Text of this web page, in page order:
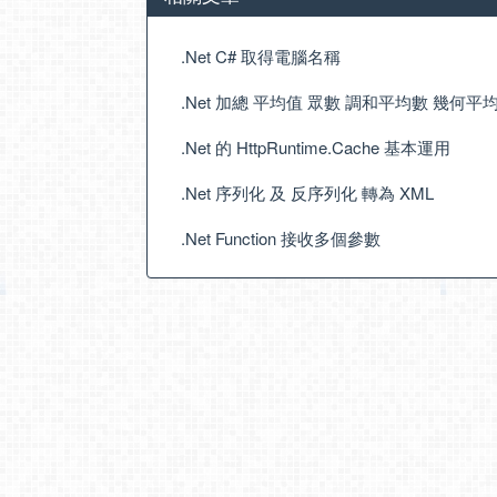
.Net C# 取得電腦名稱
.Net 加總 平均值 眾數 調和平均數 幾何平
.Net 的 HttpRuntime.Cache 基本運用
.Net 序列化 及 反序列化 轉為 XML
.Net Function 接收多個參數